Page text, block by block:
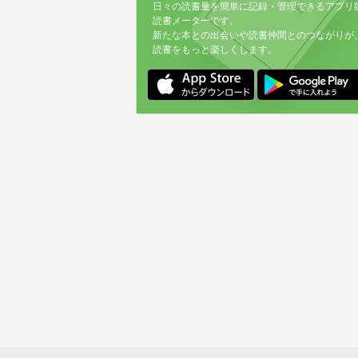
日々の読書量を簡単に記録・管理できるアプリ
読書メーターです。
新たな本との出会いや読書仲間とのつながりが
読書をもっと楽しくします。